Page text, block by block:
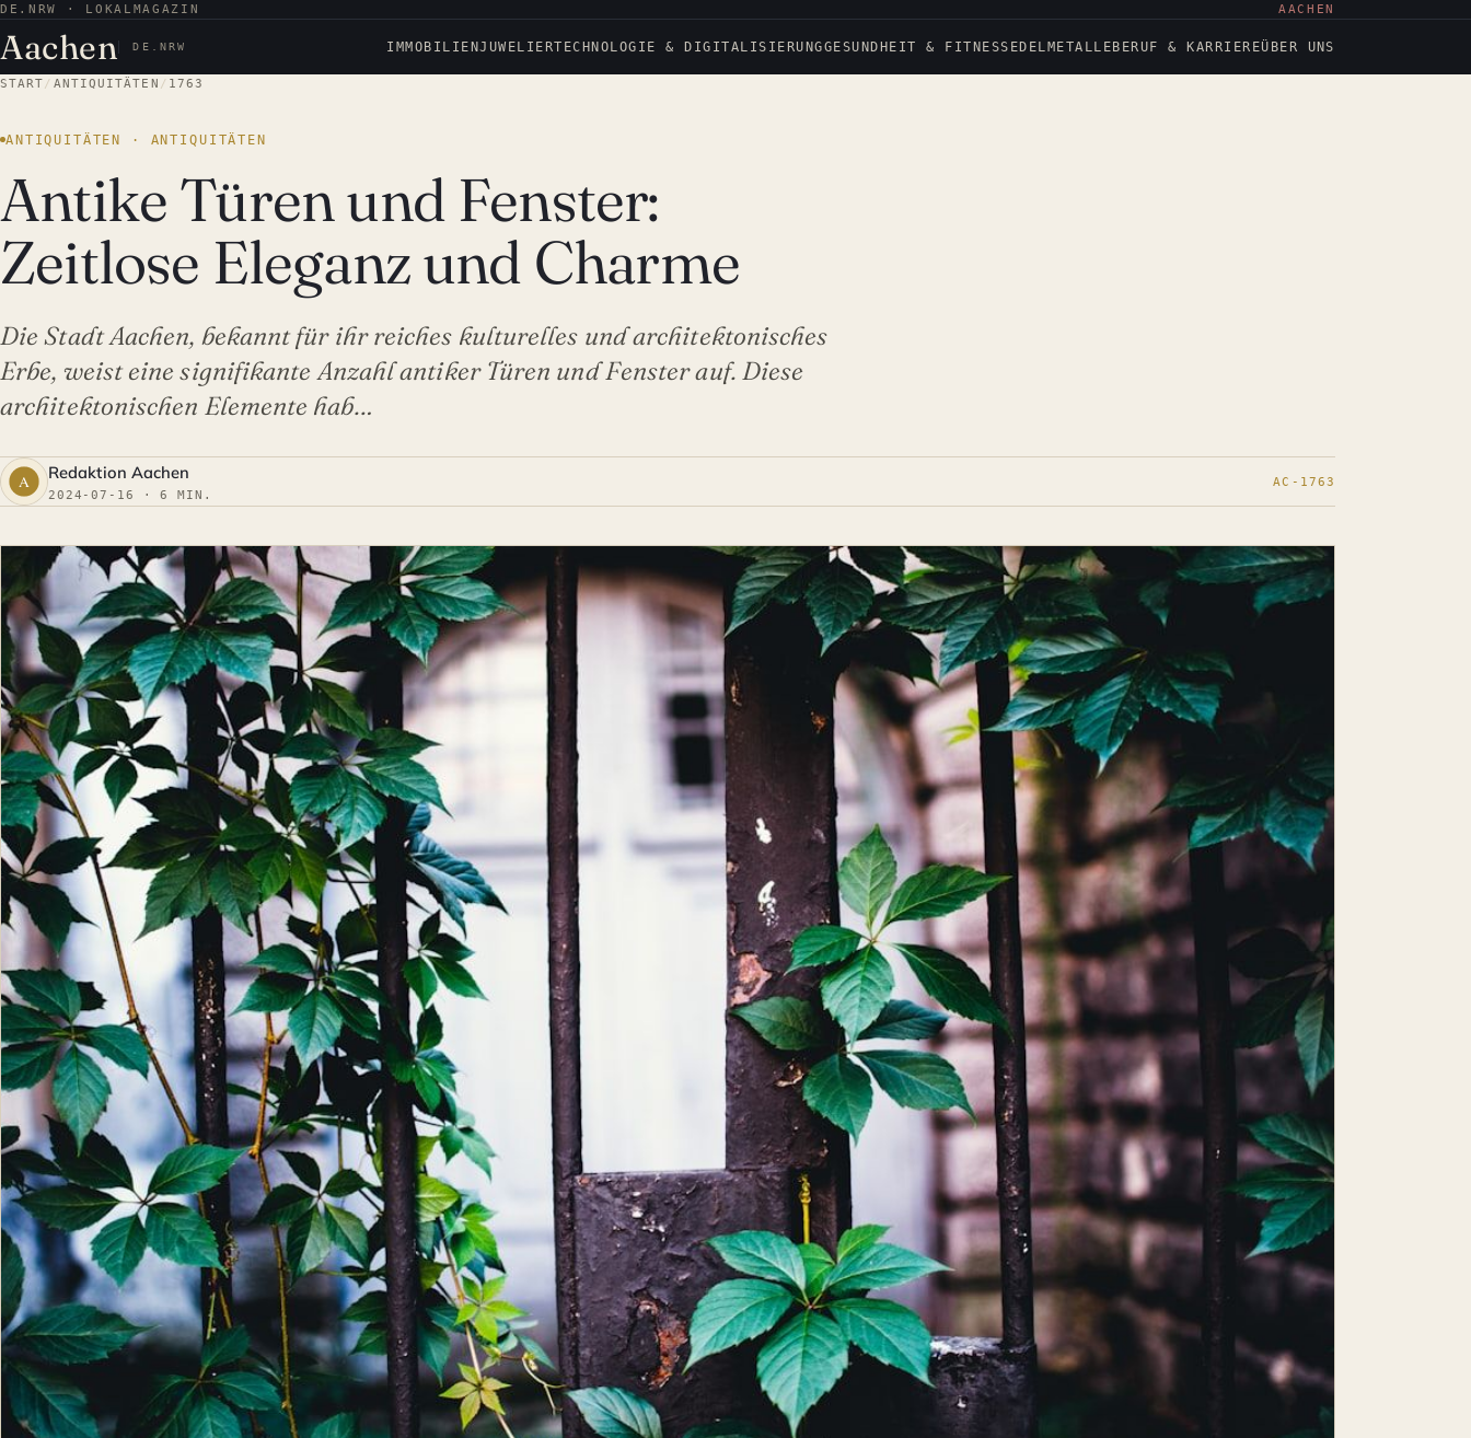
DE.NRW · LOKALMAGAZIN AACHEN
Aachen DE.NRW IMMOBILIENJUWELIERTECHNOLOGIE & DIGITALISIERUNGGESUNDHEIT & FITNESS EDELMETALLEBERUF & KARRIEREÜBER UNS
START/ ANTIQUITÄTEN / 1763
ANTIQUITÄTEN · ANTIQUITÄTEN
Antike Türen und Fenster:
Zeitlose Eleganz und Charme
Die Stadt Aachen, bekannt für ihr reiches kulturelles und architektonisches
Erbe, weist eine signifikante Anzahl antiker Türen und Fenster auf. Diese
architektonischen Elemente hab…
Redaktion Aachen
2024-07-16 · 6 MIN.
AC-1763